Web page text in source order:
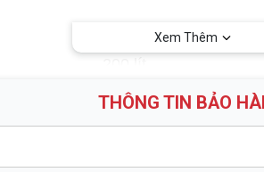
7.5hp
Xem Thêm
THÔNG TIN BẢO